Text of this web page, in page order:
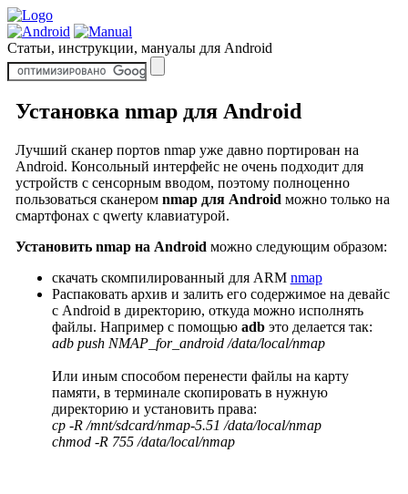
Статьи, инструкции, мануалы для Android
Установка nmap для Android
Лучший сканер портов nmap уже давно портирован на
Android. Консольный интерфейс не очень подходит для
устройств с сенсорным вводом, поэтому полноценно
пользоваться сканером nmap для Android можно только на
смартфонах с qwerty клавиатурой.
Установить nmap на Android можно следующим образом:
скачать скомпилированный для ARM nmap
Распаковать архив и залить его содержимое на девайс
с Android в директорию, откуда можно исполнять
файлы. Например с помощью adbэто делается так:
adb push NMAP_for_android /data/local/nmap
Или иным способом перенести файлы на карту
памяти, в терминале скопировать в нужную
директорию и установить права:
cp -R /mnt/sdcard/nmap-5.51 /data/local/nmap
chmod -R 755 /data/local/nmap